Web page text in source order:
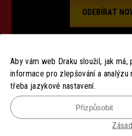
Aby vám web Draku sloužil, jak
informace pro zlepšování a
třeba jazykové nastavení.
Přizpůsobit